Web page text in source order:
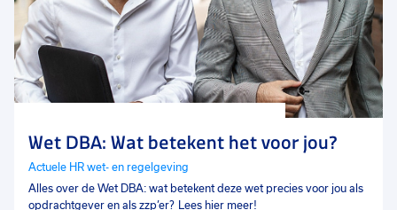
Wet DBA: Wat betekent het voor jou?
Actuele HR wet- en regelgeving
Alles over de Wet DBA: wat betekent deze wet precies voor jou als
opdrachtgever en als zzp’er? Lees hier meer!